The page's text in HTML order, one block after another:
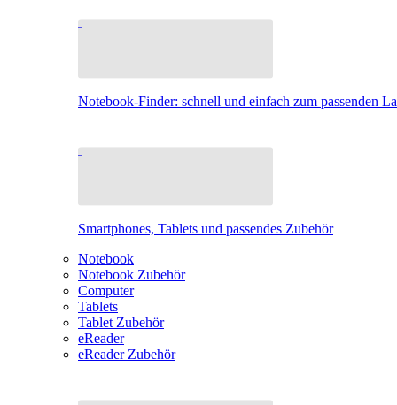
Notebook-Finder: schnell und einfach zum passenden
Smartphones, Tablets und passendes Zubehör
Notebook
Notebook Zubehör
Computer
Tablets
Tablet Zubehör
eReader
eReader Zubehör